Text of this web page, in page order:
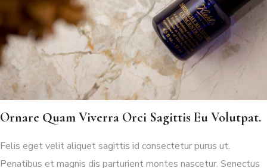
Ornare Quam Viverra Orci Sagittis Eu Volutpat.
Felis eget velit aliquet sagittis id consectetur purus ut.
Penatibus et magnis dis parturient montes nascetur. Senectus